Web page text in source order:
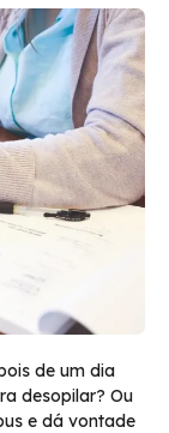
de um dia
desopilar? Ou
e dá vontade